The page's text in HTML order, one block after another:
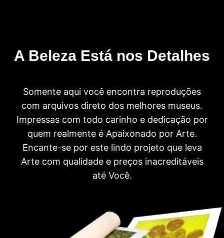
A Beleza Está nos Detalhes
Somente aqui você encontra reproduções
com arquivos direto dos melhores museus.
Impressas com todo carinho e dedicação por
quem realmente é Apaixonado por Arte.
Encante-se por este lindo projeto que leva
Arte com qualidade e preços inacreditáveis
até Você.